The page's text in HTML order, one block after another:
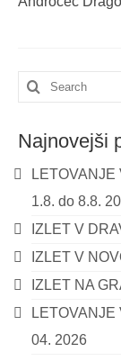
Search
for:
Najnovejši
LETOVANJE
1.8. do 8.8.
IZLET V
IZLET V
IZLET NA
LETOVANJE
04. 2026